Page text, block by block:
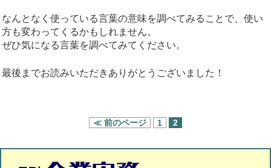
なんとなく使っている言葉の意味を調べてみることで、使い
方も変わってくるかもしれません。
ぜひ気になる言葉を調べてみてください。
最後までお読みいただきありがとうございました！
≪ 前のページ 1 2